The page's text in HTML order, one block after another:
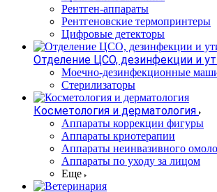
Рентген-аппараты
Рентгеновские термопринтеры
Цифровые детекторы
Отделение ЦСО, дезинфекции и
Моечно-дезинфекционные
Стерилизаторы
Косметология и дерматология
Аппараты коррекции фигуры
Аппараты криотерапии
Аппараты неинвазивного
Аппараты по уходу за лицом
Еще